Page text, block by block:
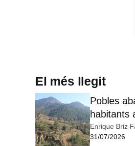
El més llegit
Pobles
habitants
Enrique Briz
31/07/2026